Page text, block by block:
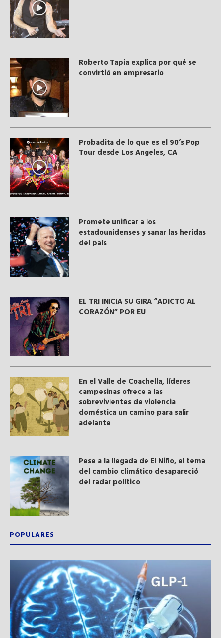
Roberto Tapia explica por qué se
convirtió en empresario
Probadita de lo que es el 90’s Pop
Tour desde Los Angeles, CA
Promete unificar a los
estadounidenses y sanar las heridas
del país
EL TRI INICIA SU GIRA “ADICTO AL
CORAZÓN” POR EU
En el Valle de Coachella, líderes
campesinas ofrece a las
sobrevivientes de violencia
doméstica un camino para salir
adelante
Pese a la llegada de El Niño, el tema
del cambio climático desapareció
del radar político
POPULARES